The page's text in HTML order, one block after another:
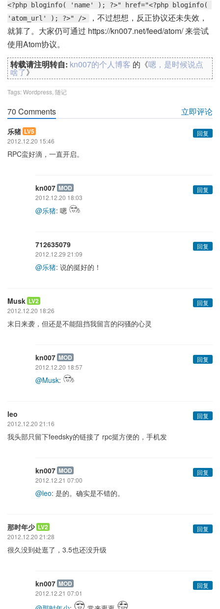
<?php bloginfo( 'name' ); ?>" href="<?php bloginfo(
'atom_url' ); ?>" />
，不过想想，反正协议还未失效，
就算了。大家仍可通过 https://kn007.net/feed/atom/ 来尝试
使用Atom协议。
转载请注明转自: kn007的个人博客 的《嗯，是时候说点
啥了》
Tags:Wordpress 随记
70 Comments 立即评论
乐猪 LV5
回复
2012.12.20 15:46
RPC蛮好滴，一直开启。
kn007 MOD
回复
2012.12.20 18:03
@乐猪: 嗯
712635079
回复
2012.12.29 21:09
@乐猪: 说的挺好的！
Musk LV2
回复
2012.12.20 18:26
末日来袭，但还是不能阻挡我留言的闷骚的心灵
kn007 MOD
回复
2012.12.20 18:57
@Musk:
leo
回复
2012.12.20 21:16
我头部只留下feedsky的链接了 rpc挺方便的，手机发
kn007 MOD
回复
2012.12.21 07:00
@leo: 是的。确实是不错的。
那时年少 LV2
回复
2012.12.20 21:28
很久没到处逛了，3.5也还没升级
kn007 MOD
回复
2012.12.21 07:01